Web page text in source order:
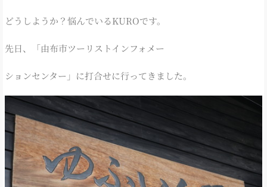
どうしようか？悩んでいるKUROです。
先日、「由布市ツーリストインフォメー
ションセンター」に打合せに行ってきました。